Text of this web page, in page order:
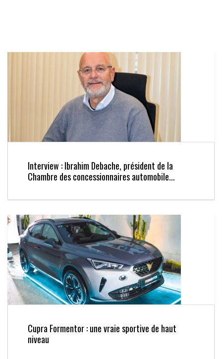
Interview : Ibrahim Debache, président de la
Chambre des concessionnaires automobile...
Cupra Formentor : une vraie sportive de haut
niveau